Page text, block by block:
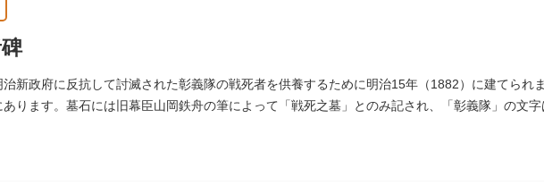
新政府に反抗して討滅された彰義隊の戦死者を供養するために明治15年（1882）に建てられ
ります。墓石には旧幕臣山岡鉄舟の筆によって「戦死之墓」とのみ記され、「彰義隊」の文字